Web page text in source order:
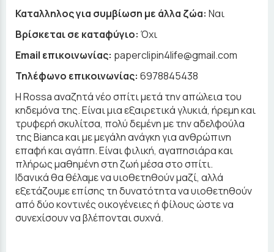
Καταλληλος για συμβίωση με άλλα ζώα: Ναι
Βρίσκεται σε καταφύγιο: Όχι
Email επικοινωνίας: paperclipin4life@gmail.com
Τηλέφωνο επικοινωνίας: 6978845438
Η Rossa αναζητά νέο σπίτι μετά την απώλεια του
κηδεμόνα της. Είναι μια εξαιρετικά γλυκιά, ήρεμη και
τρυφερή σκυλίτσα, πολύ δεμένη με την αδελφούλα
της Bianca και με μεγάλη ανάγκη για ανθρώπινη
επαφή και αγάπη. Είναι φιλική, αγαπησιάρα και
πλήρως μαθημένη στη ζωή μέσα στο σπίτι.
Ιδανικά θα θέλαμε να υιοθετηθούν μαζί, αλλά
εξετάζουμε επίσης τη δυνατότητα να υιοθετηθούν
από δύο κοντινές οικογένειες ή φίλους ώστε να
συνεχίσουν να βλέπονται συχνά.